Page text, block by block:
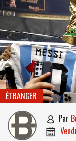
ÉTRANGER
 par
